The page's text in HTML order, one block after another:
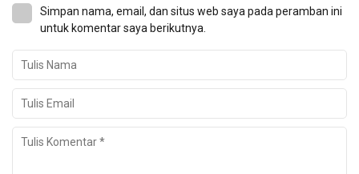
Simpan nama, email, dan situs web saya pada peramban ini
untuk komentar saya berikutnya.